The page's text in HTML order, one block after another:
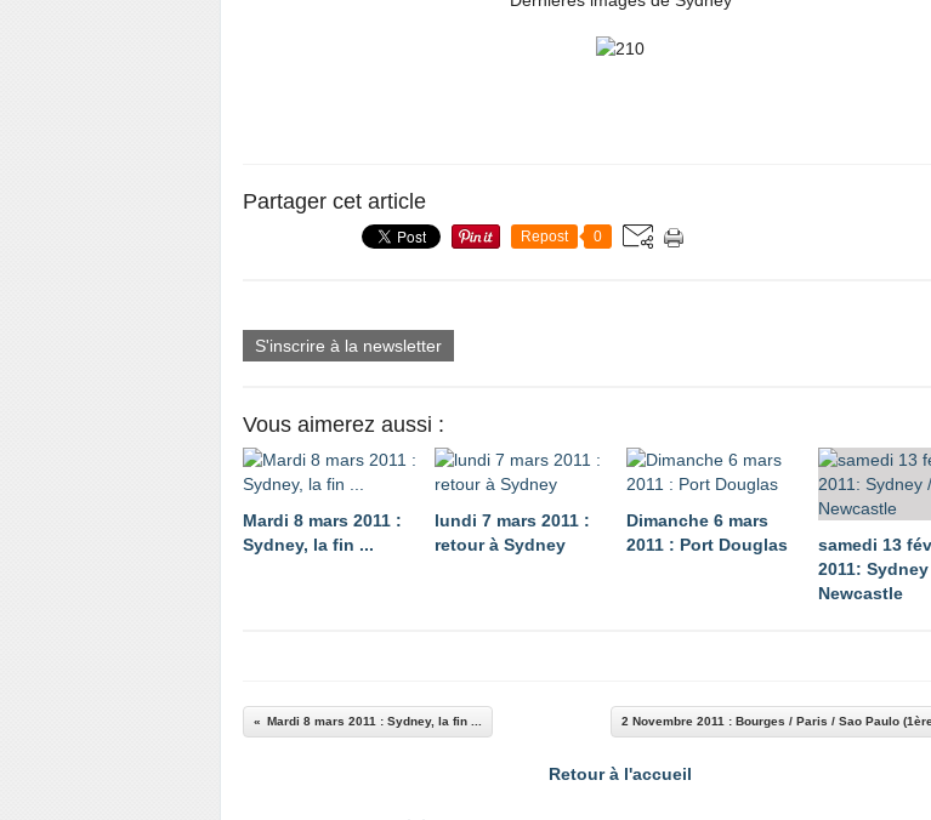
Partager cet article
Repost 0
S'inscrire à la newsletter
Vous aimerez aussi :
Mardi 8 mars 2011 :
Sydney, la fin ...
lundi 7 mars 2011 :
retour à Sydney
Dimanche 6 mars
2011 : Port Douglas
samedi 13
2011:
Newcastle
Mardi 8 mars 2011 : Sydney, la fin ... 2 Novembre 2011 : Bourges / Paris / Sao Paulo
Retour à l'accueil